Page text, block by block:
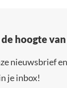
hoogte
nieuwsbrief
je inbox!